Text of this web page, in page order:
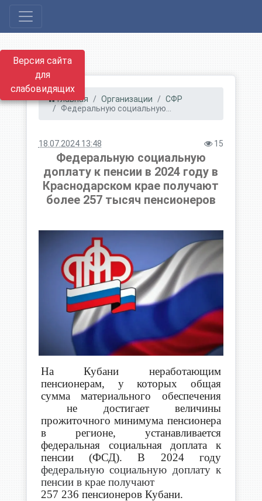
Версия сайта
для
слабовидящих
Главная Организации
СФР
Федеральную социальную...
18.07.2024 13:48 15
Федеральную социальную
доплату к пенсии в 2024 году в
Краснодарском крае получают
более 257 тысяч пенсионеров
На Кубани неработающим
пенсионерам, у которых общая
сумма материального обеспечения
не достигает величины
прожиточного минимума пенсионера
в регионе, устанавливается
федеральная социальная доплата к
пенсии (ФСД). В 2024 году
федеральную социальную доплату к
пенсии в крае получают
257 236 пенсионеров Кубани.